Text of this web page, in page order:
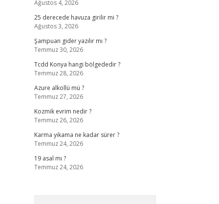
Ağustos 4, 2026
25 derecede havuza girilir mi ?
Ağustos 3, 2026
Şampuan gider yazılır mı ?
Temmuz 30, 2026
Tcdd Konya hangi bölgededir ?
Temmuz 28, 2026
Azure alkollü mü ?
Temmuz 27, 2026
Kozmik evrim nedir ?
Temmuz 26, 2026
Karma yıkama ne kadar sürer ?
Temmuz 24, 2026
19 asal mı ?
Temmuz 24, 2026